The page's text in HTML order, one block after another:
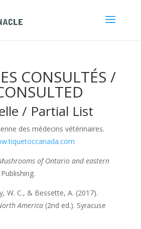
CONSULTÉS /
/ Partial List
des médecins vétérinaires.
of Ontario and eastern
W. C., & Bessette, A. (2017).
America(2nd ed.). Syracuse